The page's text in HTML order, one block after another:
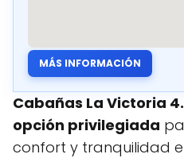
MÁS INFORMACIÓN
Cabañas La Victoria
opción privilegiada
confort y tranquilidad